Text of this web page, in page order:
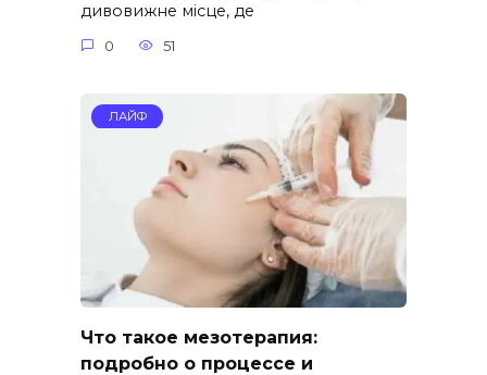
дивовижне місце, де
0 51
ЛАЙФ
Что такое мезотерапия:
подробно о процессе и